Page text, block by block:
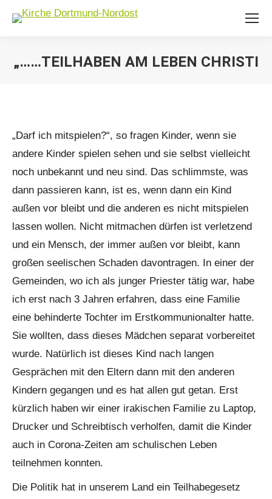
„……TEILHABEN AM LEBEN CHRISTI
„Darf ich mitspielen?“, so fragen Kinder, wenn sie
andere Kinder spielen sehen und sie selbst vielleicht
noch unbekannt und neu sind. Das schlimmste, was
dann passieren kann, ist es, wenn dann ein Kind
außen vor bleibt und die anderen es nicht mitspielen
lassen wollen. Nicht mitmachen dürfen ist verletzend
und ein Mensch, der immer außen vor bleibt, kann
großen seelischen Schaden davontragen. In einer der
Gemeinden, wo ich als junger Priester tätig war, habe
ich erst nach 3 Jahren erfahren, dass eine Familie
eine behinderte Tochter im Erstkommunionalter hatte.
Sie wollten, dass dieses Mädchen separat vorbereitet
wurde. Natürlich ist dieses Kind nach langen
Gesprächen mit den Eltern dann mit den anderen
Kindern gegangen und es hat allen gut getan. Erst
kürzlich haben wir einer irakischen Familie zu Laptop,
Drucker und Schreibtisch verholfen, damit die Kinder
auch in Corona-Zeiten am schulischen Leben
teilnehmen konnten.
Die Politik hat in unserem Land ein Teilhabegesetz